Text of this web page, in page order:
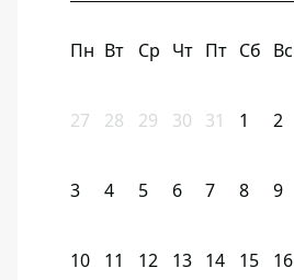
Пн Вт Ср Чт Пт Сб Вс
27 28 29 30 31 1 2
3 4 5 6 7 8 9
10 11 12 13 14 15 16